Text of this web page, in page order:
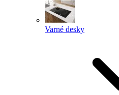
Varné desky